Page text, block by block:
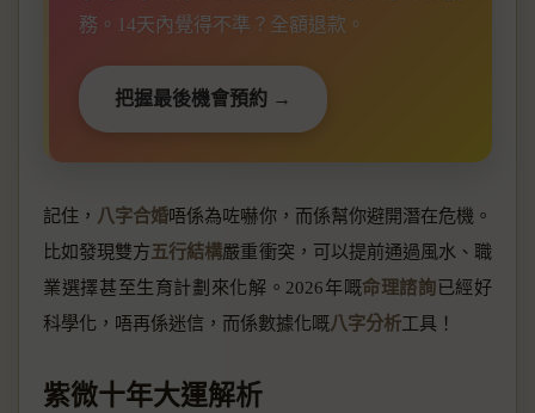
務。14天內覺得不準？全額退款。
把握最後機會預約 →
記住， 八字合婚唔係為咗嚇你，而係幫你避開潛在危機。
比如發現雙方五行結構嚴重衝突，可以提前通過風水、職
業選擇甚至生育計劃來化解。2026年嘅命理諮詢已經好
科學化，唔再係迷信，而係數據化嘅八字分析工具！
紫微十年大運解析